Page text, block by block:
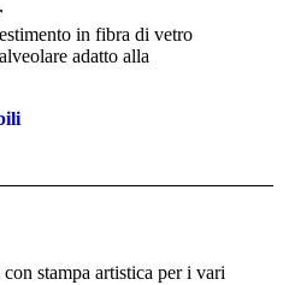
in fibra di vetro
adatto alla
stampa artistica per i vari